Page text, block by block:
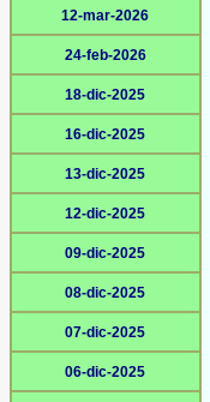
12-mar-2026
24-feb-2026
18-dic-2025
16-dic-2025
13-dic-2025
12-dic-2025
09-dic-2025
08-dic-2025
07-dic-2025
06-dic-2025